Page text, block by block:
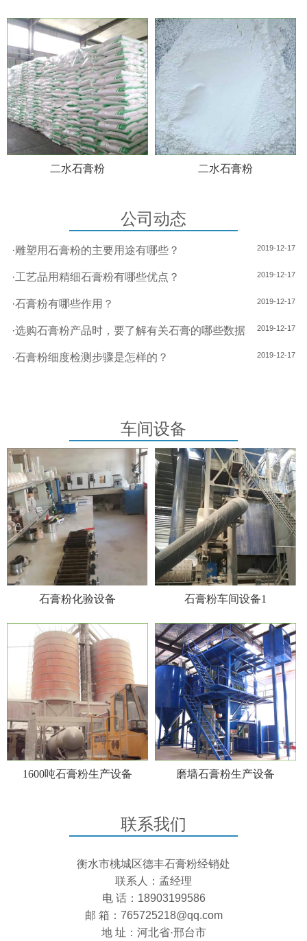
二水石膏粉 二水石膏粉
公司动态
2019-12-17
·雕塑用石膏粉的主要用途有哪些？
2019-12-17
·工艺品用精细石膏粉有哪些优点？
2019-12-17
·石膏粉有哪些作用？
2019-12-17
·选购石膏粉产品时，要了解有关石膏的哪些数据
2019-12-17
·石膏粉细度检测步骤是怎样的？
车间设备
石膏粉化验设备 石膏粉车间设备1
1600吨石膏粉生产设备 磨墙石膏粉生产设备
联系我们
衡水市桃城区德丰石膏粉经销处
联系人：孟经理
电 话：18903199586
邮 箱：765725218@qq.com
地 址：河北省·邢台市